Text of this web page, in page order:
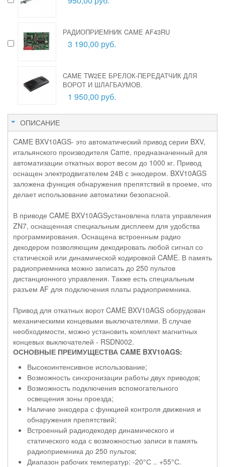
РАДИОПРИЕМНИК CAME AF43RU
3 190,00 руб.
CAME TW2EE БРЕЛОК-ПЕРЕДАТЧИК ДЛЯ
ВОРОТ И ШЛАГБАУМОВ.
1 950,00 руб.
ОПИСАНИЕ
CAME BXV10AGS- это автоматический привод серии BXV,
итальянского производителя Came, предназначенный для
автоматизации откатных ворот весом до 1000 кг. Привод
оснащен электродвигателем 24В с энкодером. BXV10AGS
заложена функция обнаружения препятствий в проеме, что
делает использование автоматики безопасной.
В приводе CAME BXV10AGSустановлена плата управления
ZN7, оснащенная специальным дисплеем для удобства
программирования. Оснащена встроенным радио
декодером позволяющим декодировать любой сигнал со
статической или динамической кодировкой CAME. В память
радиоприемника можно записать до 250 пультов
дистанционного управления. Также есть специальным
разъем AF для подключения платы радиоприемника.
Привод для откатных ворот CAME BXV10AGS оборудован
механическими концевыми выключателями. В случае
необходимости, можно установить комплект магнитных
концевых выключателей - RSDN002.
ОСНОВНЫЕ ПРЕИМУЩЕСТВА CAME BXV10AGS:
Высокоинтенсивное использование;
Возможность синхронизации работы двух приводов;
Возможность подключения вспомогательного
освещения зоны проезда;
Наличие энкодера с функцией контроля движения и
обнаружения препятствий;
Встроенный радиодекодер динамического и
статического кода с возможностью записи в память
радиоприемника до 250 пультов;
Диапазон рабочих температур: -20°С .. +55°С.